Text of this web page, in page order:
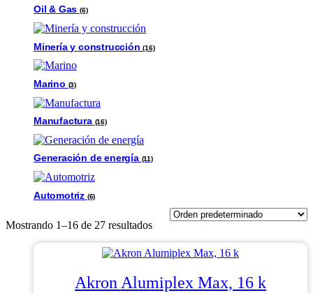
Oil & Gas (6)
Minería y construcción(16)
Marino (3)
Manufactura (16)
Generación de energía (11)
Automotriz (6)
Mostrando 1–16 de 27 resultados
Akron Alumiplex Max, 16 k